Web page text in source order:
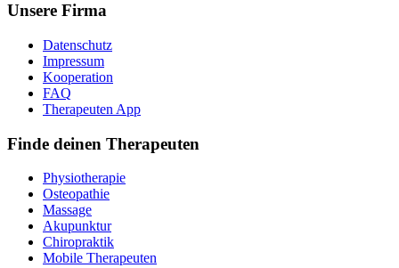
Unsere Firma
Datenschutz
Impressum
Kooperation
FAQ
Therapeuten App
Finde deinen Therapeuten
Physiotherapie
Osteopathie
Massage
Akupunktur
Chiropraktik
Mobile Therapeuten